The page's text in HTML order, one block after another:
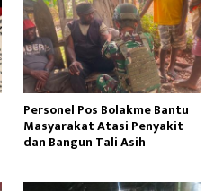
Personel Pos Bolakme Bantu
Masyarakat Atasi Penyakit
dan Bangun Tali Asih